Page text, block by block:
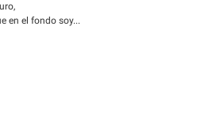
en el fondo soy...